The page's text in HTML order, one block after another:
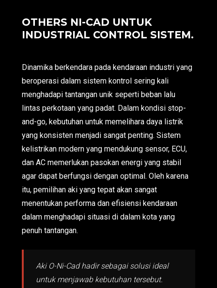
OTHERS NI-CAD UNTUK
INDUSTRIAL CONTROL SISTEM.
Dinamika berkendara pada kendaraan industri yang
beroperasi dalam sistem kontrol sering kali
menghadapi tantangan unik seperti beban lalu
lintas perkotaan yang padat. Dalam kondisi stop-
and-go, kebutuhan untuk memelihara daya listrik
yang konsisten menjadi sangat penting. Sistem
kelistrikan modern yang mendukung sensor, ECU,
dan AC memerlukan pasokan energi yang stabil
agar dapat berfungsi dengan optimal. Oleh karena
itu, pemilihan aki yang tepat akan sangat
menentukan performa dan efisiensi kendaraan
dalam menghadapi situasi di dalam kota yang
penuh tantangan.
Aki O-Ni-Cad hadir sebagai solusi ideal
untuk menjawab kebutuhan tersebut.